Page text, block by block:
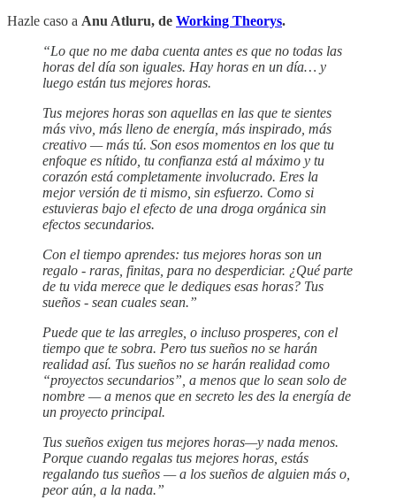
Hazle caso a Anu Atluru, de Working Theorys.
“Lo que no me daba cuenta antes es que no todas las
horas del día son iguales. Hay horas en un día… y
luego están tus mejores horas.
Tus mejores horas son aquellas en las que te sientes
más vivo, más lleno de energía, más inspirado, más
creativo — más tú. Son esos momentos en los que tu
enfoque es nítido, tu confianza está al máximo y tu
corazón está completamente involucrado. Eres la
mejor versión de ti mismo, sin esfuerzo. Como si
estuvieras bajo el efecto de una droga orgánica sin
efectos secundarios.
Con el tiempo aprendes: tus mejores horas son un
regalo - raras, finitas, para no desperdiciar. ¿Qué parte
de tu vida merece que le dediques esas horas? Tus
sueños - sean cuales sean.”
Puede que te las arregles, o incluso prosperes, con el
tiempo que te sobra. Pero tus sueños no se harán
realidad así. Tus sueños no se harán realidad como
“proyectos secundarios”, a menos que lo sean solo de
nombre — a menos que en secreto les des la energía de
un proyecto principal.
Tus sueños exigen tus mejores horas—y nada menos.
Porque cuando regalas tus mejores horas, estás
regalando tus sueños — a los sueños de alguien más o,
peor aún, a la nada.”